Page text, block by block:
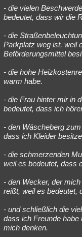
- die vielen
bedeutet, dass wir die
- die
Parkplatz weg ist, weil
Beförderungsmittel
- die hohe
warm habe.
- die Frau hinter mir in
bedeutet, dass ich
- den Wäscheberg
dass ich Kleider
- die schmerzenden
weil es bedeutet, dass
- den Wecker, der
reißt, weil es bedeutet,
- und schließlich die
dass ich Freunde habe
mich denken.